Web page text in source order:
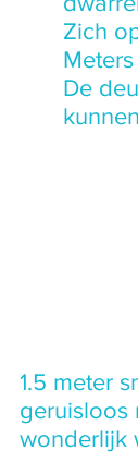
Zich
De
1.5 meter
geruisloos
wonderlijk